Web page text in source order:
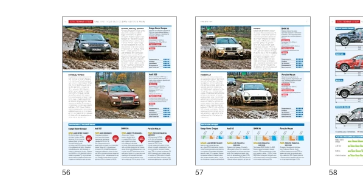
56 57 58